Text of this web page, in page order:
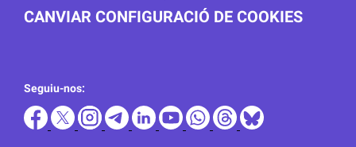
CANVIAR CONFIGURACIÓ DE COOKIES
Seguiu-nos: